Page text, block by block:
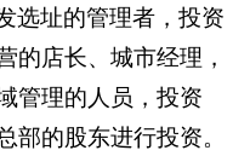
选址的管理者，投资
的店长、城市经理，
管理的人员，投资
部的股东进行投资。